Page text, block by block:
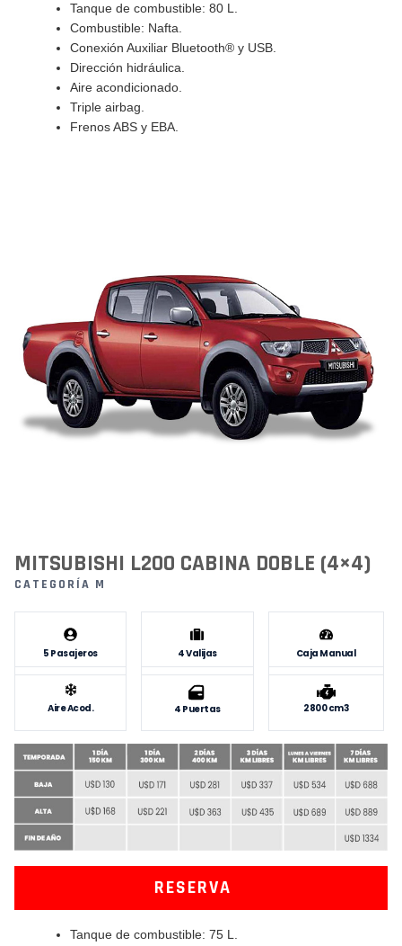
Tanque de combustible: 80 L.
Combustible: Nafta.
Conexión Auxiliar Bluetooth® y USB.
Dirección hidráulica.
Aire acondicionado.
Triple airbag.
Frenos ABS y EBA.
MITSUBISHI L200 CABINA DOBLE (4×4)
CATEGORÍA M
5 Pasajeros 4 Valijas Caja Manual
Aire Acod. 4 Puertas 2800 cm3
RESERVA
Tanque de combustible: 75 L.